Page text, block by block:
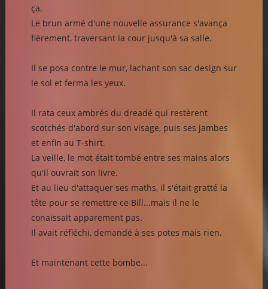
ça.
Le brun armé d'une nouvelle assurance s'avança
fièrement, traversant la cour jusqu'à sa salle.
Il se posa contre le mur, lachant son sac design sur
le sol et ferma les yeux.
Il rata ceux ambrés du dreadé qui restèrent
scotchés d'abord sur son visage, puis ses jambes
et enfin au T-shirt.
La veille, le mot était tombé entre ses mains alors
qu'il ouvrait son livre.
Et au lieu d'attaquer ses maths, il s'était gratté la
tête pour se remettre ce Bill...mais il ne le
conaissait apparement pas.
Il avait réfléchi, demandé à ses potes mais rien.
Et maintenant cette bombe...